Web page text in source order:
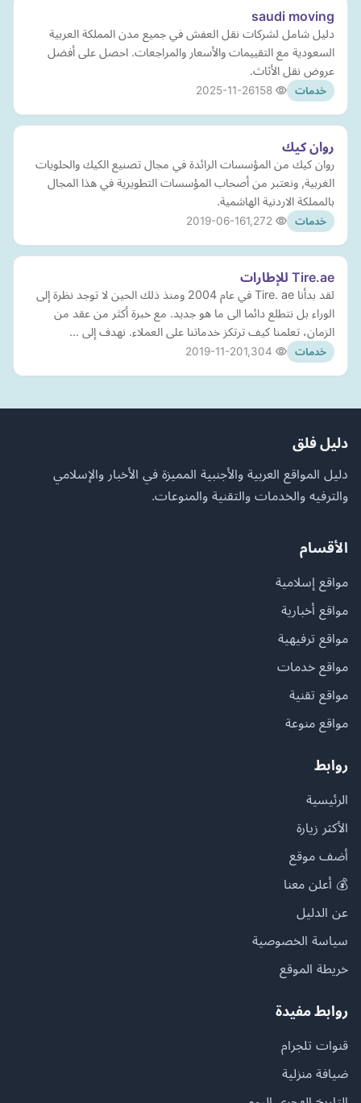
saudi moving
دليل شامل لشركات نقل العفش في جميع مدن المملكة العربية
السعودية مع التقييمات والأسعار والمراجعات. احصل على أفضل
عروض نقل الأثاث.
خدمات 2025-11-26
روان كيك
روان كيك من المؤسسات الرائدة في مجال تصنيع الكيك والحلويات
الغربية, ونعتبر من أصحاب المؤسسات التطويرية في هذا المجال
بالمملكة الاردنية الهاشمية.
خدمات 2019-06-16
Tire.ae للإطارات
لقد بدأنا Tire. ae في عام 2004 ومنذ ذلك الحين لا توجد نظرة إلى
الوراء بل نتطلع دائما الى ما هو جديد. مع خبرة أكثر من عقد من
الزمان، تعلمنا كيف ترتكز خدماتنا على العملاء. نهدف إلى …
خدمات 2019-11-20
دليل فلق
دليل المواقع العربية والأجنبية المميزة في الأخبار والإسلامي
والترفيه والخدمات والتقنية والمنوعات.
الأقسام
مواقع إسلامية
مواقع أخبارية
مواقع ترفيهية
مواقع خدمات
مواقع تقنية
مواقع منوعة
روابط
الرئيسية
الأكثر زيارة
أضف موقع
💰 أعلن معنا
عن الدليل
سياسة الخصوصية
خريطة الموقع
روابط مفيدة
قنوات تلجرام
ضيافة منزلية